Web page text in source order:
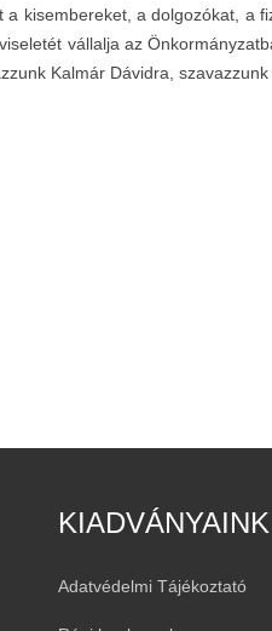
kisembereket, a dolgozókat, a
vállalja az
Kalmár Dávidra,
KIADVÁNYAINK
Adatvédelmi Tájékoztató